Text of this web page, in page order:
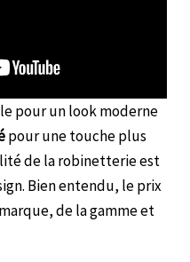
pour un look moderne
pour une touche plus
de la robinetterie est
Bien entendu, le prix
de la gamme et